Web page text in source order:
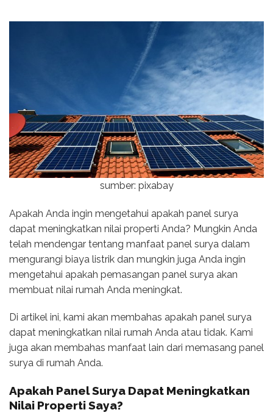
sumber: pixabay
Apakah Anda ingin mengetahui apakah panel surya
dapat meningkatkan nilai properti Anda? Mungkin Anda
telah mendengar tentang manfaat panel surya dalam
mengurangi biaya listrik dan mungkin juga Anda ingin
mengetahui apakah pemasangan panel surya akan
membuat nilai rumah Anda meningkat.
Di artikel ini, kami akan membahas apakah panel surya
dapat meningkatkan nilai rumah Anda atau tidak. Kami
juga akan membahas manfaat lain dari memasang panel
surya di rumah Anda.
Apakah Panel Surya Dapat Meningkatkan
Nilai Properti Saya?